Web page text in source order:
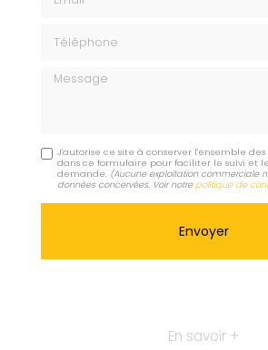
Message
J'autorise ce site à conserver l'ensemble
dans ce formulaire pour faciliter le suivi et
demande. (Aucune exploitation commerciale
données concervées. Voir notrepolitique de
En savoir +